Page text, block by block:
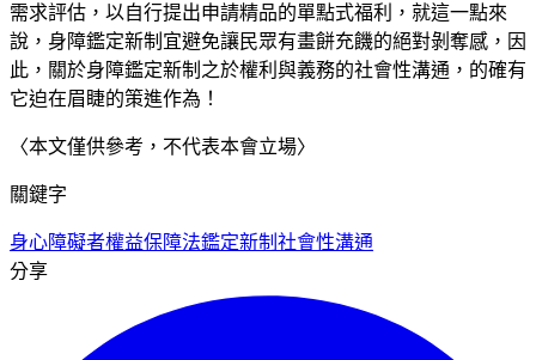
需求評估，以自行提出申請精品的單點式福利，就這一點來
說，身障鑑定新制宜避免讓民眾有畫餅充饑的絕對剝奪感，因
此，關於身障鑑定新制之於權利與義務的社會性溝通，的確有
它迫在眉睫的策進作為！
〈本文僅供參考，不代表本會立場〉
關鍵字
身心障礙者權益保障法鑑定新制 社會性溝通
分享